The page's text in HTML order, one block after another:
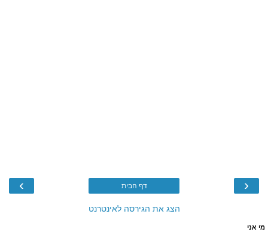
‹
› דף הבית
הצג את הגירסה לאינטרנט
מי אני